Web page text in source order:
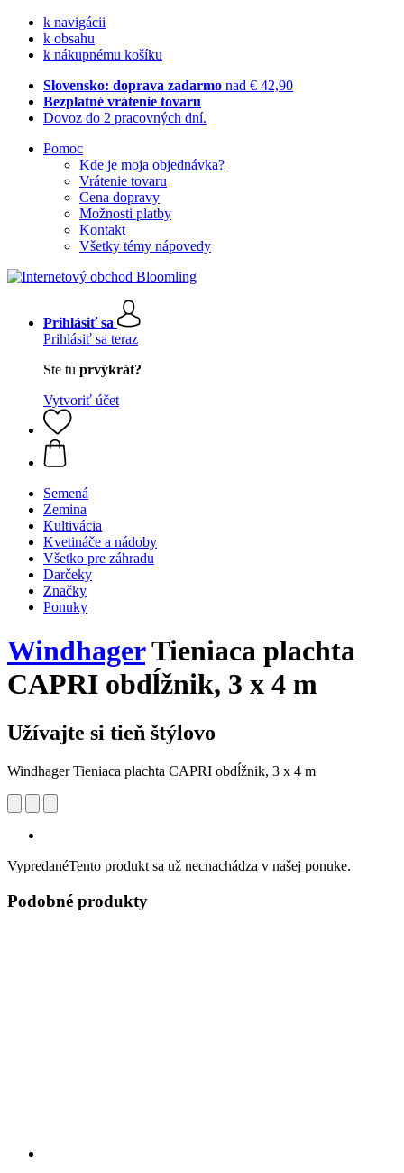
k navigácii
k obsahu
k nákupnému košíku
Slovensko: doprava zadarmo nad € 42,90
Bezplatné vrátenie tovaru
Dovoz do 2 pracovných dní.
Pomoc
Kde je moja objednávka?
Vrátenie tovaru
Cena dopravy
Možnosti platby
Kontakt
Všetky témy nápovedy
Prihlásiť sa
Prihlásiť sa teraz
Ste tu prvýkrát?
Vytvoriť účet
Semená
Zemina
Kultivácia
Kvetináče a nádoby
Všetko pre záhradu
Darčeky
Značky
Ponuky
WindhagerTieniaca plachta
CAPRI obdĺžnik, 3 x 4 m
Užívajte si tieň štýlovo
Windhager Tieniaca plachta CAPRI obdĺžnik, 3 x 4 m
VypredanéTento produkt sa už necnachádza v našej ponuke.
Podobné produkty